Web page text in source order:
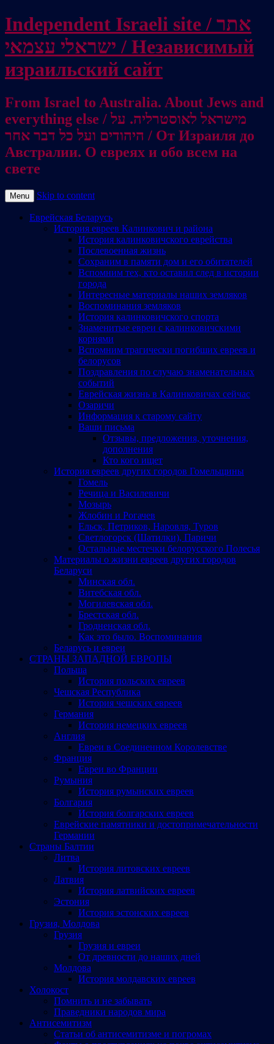
Independent Israeli site / אתר
ישראלי עצמאי / Независимый
израильский сайт
From Israel to Australia. About Jews and
everything else / מישראל לאוסטרליה. על
היהודים ועל כל דבר אחר / От Израиля до
Австралии. О евреях и обо всем на
свете
Menu Skip to content
Еврейская Беларусь
История евреев Калинкович и района
История калинковичского еврейства
Послевоенная жизнь
Сохраним в памяти дом и его обитателей
Вспомним тех, кто оставил след в истории
города
Интересные материалы наших земляков
Воспоминания земляков
История калинковичского спорта
Знаменитые евреи с калинковичскими
корнями
Вспомним трагически погибших евреев и
белорусов
Поздравления по случаю знаменательных
событий
Еврейская жизнь в Калинковичах сейчас
Озаричи
Информация к старому сайту
Ваши письма
Отзывы, предложения, уточнения,
дополнения
Кто кого ищет
История евреев других городов Гомельщины
Гомель
Речица и Василевичи
Мозырь
Жлобин и Рогачев
Ельск, Петриков, Наровля, Туров
Светлогорск (Шатилки), Паричи
Остальные местечки белорусского Полесья
Материалы о жизни евреев других городов
Беларуси
Минская обл.
Витебская обл.
Могилевская обл.
Брестская обл.
Гродненская обл.
Как это было. Воспоминания
Беларусь и евреи
СТРАНЫ ЗАПАДНОЙ ЕВРОПЫ
Польша
История польских евреев
Чешская Республика
История чешских евреев
Германия
История немецких евреев
Англия
Евреи в Соединенном Королевстве
Франция
Евреи во Франции
Румыния
История румынских евреев
Болгария
История болгарских евреев
Еврейские памятники и достопримечательности
Германии
Страны Балтии
Литва
История литовских евреев
Латвия
История латвийских евреев
Эстония
История эстонских евреев
Грузия, Молдова
Грузия
Грузия и евреи
От древности до наших дней
Молдова
История молдавских евреев
Холокост
Помнить и не забывать
Праведники народов мира
Антисемитизм
Статьи об антисемитизме и погромах